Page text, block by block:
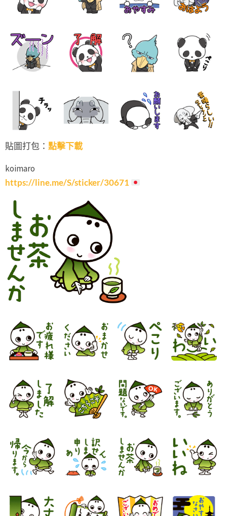
貼圖打包： 點擊下載
koimaro
https://line.me/S/sticker/30671